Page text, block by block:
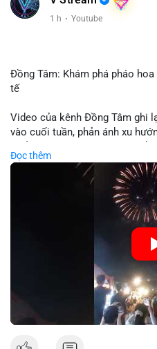
1 h · Youtube
Đồng Tâm: Khám phá pháo
tế
Video của kênh Đồng Tâm ghi
vào cuối tuần, phản ánh xu
trải nghiệm hơn là đầu tư vào
lãi suất ổn định và thị trường
như vậy thường tăng trưởng
tiêu. Tuy nhiên, sự ưu tiên giải
tiết kiệm hoặc đầu tư vào
🎥 Xem video trực tiếp tại:
Nguồn: Đồng Tâm
Đọc thêm